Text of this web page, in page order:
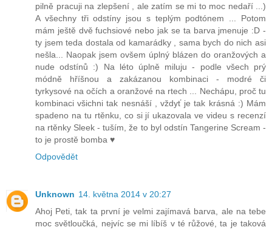
pilně pracuji na zlepšení , ale zatím se mi to moc nedaří ...)
A všechny tři odstíny jsou s teplým podtónem ... Potom
mám ještě dvě fuchsiové nebo jak se ta barva jmenuje :D -
ty jsem teda dostala od kamarádky , sama bych do nich asi
nešla... Naopak jsem ovšem úplný blázen do oranžových a
nude odstínů :) Na léto úplně miluju - podle všech prý
módně hříšnou a zakázanou kombinaci - modré či
tyrkysové na očích a oranžové na rtech ... Nechápu, proč tu
kombinaci všichni tak nesnáší , vždyť je tak krásná :) Mám
spadeno na tu rtěnku, co si jí ukazovala ve videu s recenzí
na rtěnky Sleek - tuším, že to byl odstín Tangerine Scream -
to je prostě bomba ♥
Odpovědět
Unknown 14. května 2014 v 20:27
Ahoj Peti, tak ta první je velmi zajímavá barva, ale na tebe
moc světloučká, nejvíc se mi líbíš v té růžové, ta je taková